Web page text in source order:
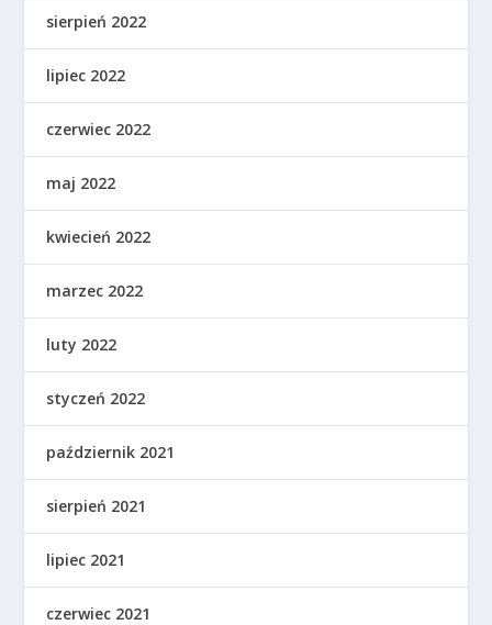
sierpień 2022
lipiec 2022
czerwiec 2022
maj 2022
kwiecień 2022
marzec 2022
luty 2022
styczeń 2022
październik 2021
sierpień 2021
lipiec 2021
czerwiec 2021